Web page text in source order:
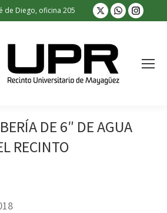
de Diego, oficina 205
X
page
opens
in
new
window
Whatsapp
pagepage
in
new
DE 6″ DE AGUA
RECINTO